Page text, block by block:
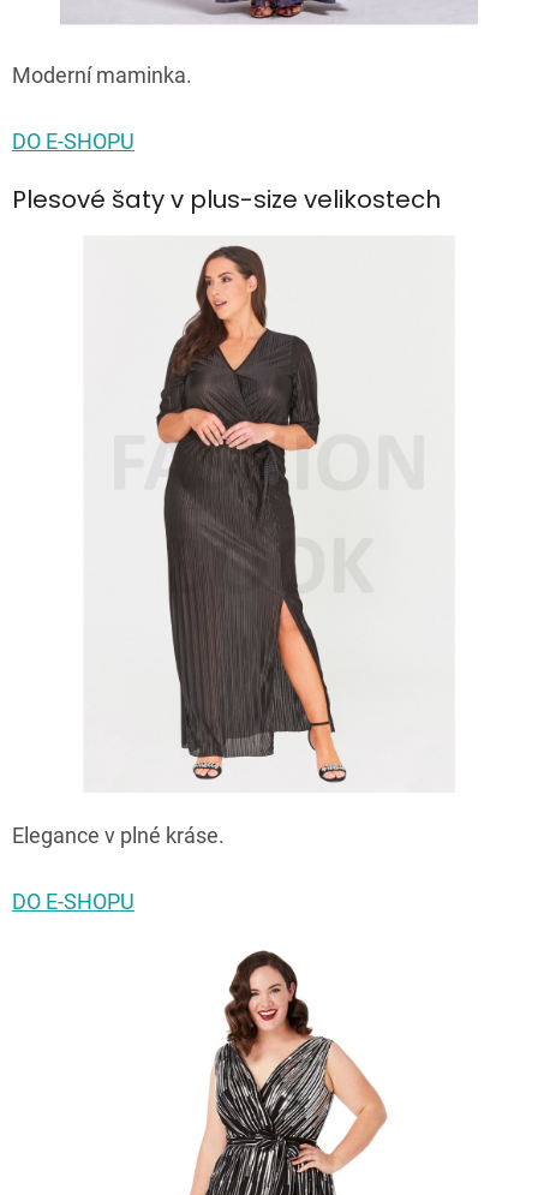
Moderní maminka.
DO E-SHOPU
Plesové šaty v plus-size velikostech
Elegance v plné kráse.
DO E-SHOPU